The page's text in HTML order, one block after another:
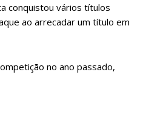
conquistou vários títulos
ao arrecadar um título em
no ano passado,